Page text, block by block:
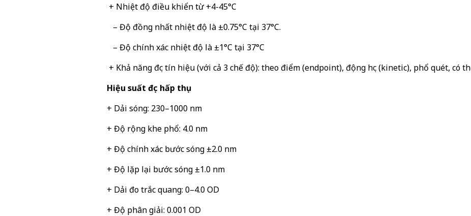
+ Nhiệt độ điều khiển từ +4-45°C
– Độ đồng nhất nhiệt độ là ±0.75°C tại 37°C.
– Độ chính xác nhiệt độ là ±1°C tại 37°C
+ Khả năng đọc tín hiệu (với cả 3 chế độ): theo điểm (endpoint), động học (kinetic), phổ quét, có
Hiệu suất đọc hấp thụ
+ Dải sóng: 230–1000 nm
+ Độ rộng khe phổ: 4.0 nm
+ Độ chính xác bước sóng ±2.0 nm
+ Độ lặp lại bước sóng ±1.0 nm
+ Dải đo trắc quang: 0–4.0 OD
+ Độ phân giải: 0.001 OD